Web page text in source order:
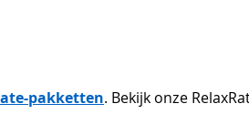
pakketten. Bekijk onze